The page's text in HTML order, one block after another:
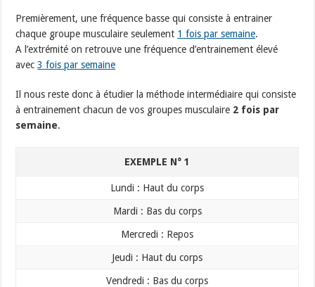
Premièrement, une fréquence basse qui consiste à entrainer
chaque groupe musculaire seulement 1 fois par semaine.
A l’extrémité on retrouve une fréquence d’entrainement élevé
avec3 fois par semaine
Il nous reste donc à étudier la méthode intermédiaire qui consiste
à entrainement chacun de vos groupes musculaire 2 fois par
semaine.
EXEMPLE N° 1
​Lundi : Haut du corps
​Mardi : Bas du corps
​Mercredi : Repos
​Jeudi : Haut du corps
​Vendredi : Bas du corps